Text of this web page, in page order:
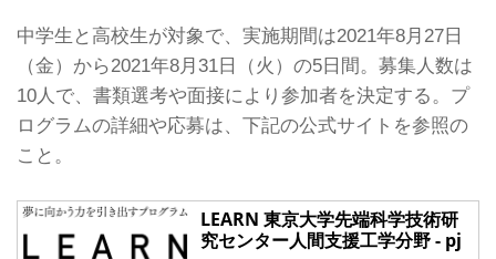
中学生と高校生が対象で、実施期間は2021年8月27日
（金）から2021年8月31日（火）の5日間。募集人数は
10人で、書類選考や面接により参加者を決定する。プ
ログラムの詳細や応募は、下記の公式サイトを参照の
こと。
LEARN 東京大学先端科学技術研
究センター人間支援工学分野 - pj